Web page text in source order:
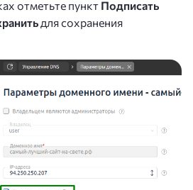
отметьте пункт Подписать
для сохранения